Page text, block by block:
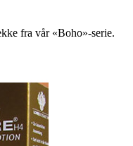
fra vår «Boho»-serie.